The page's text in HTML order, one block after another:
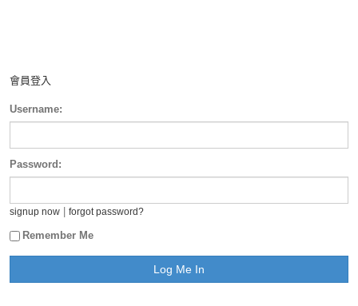
會員登入
Username:
Password:
signup now forgot password?
Remember Me